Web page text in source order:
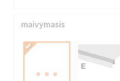
maivymasis